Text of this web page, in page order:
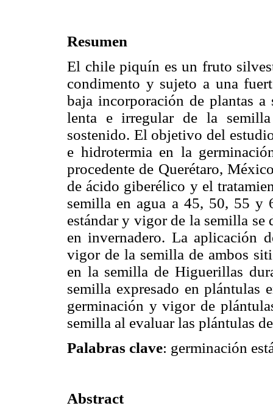
Resumen
El chile piquín es un fruto
condimento y sujeto a una
baja incorporación de plantas
lenta e irregular de la
sostenido. El objetivo del
e hidrotermia en la
procedente de Querétaro,
de ácido giberélico y el
semilla en agua a 45, 50, 55
estándar y vigor de la semilla
en invernadero. La aplicación
vigor de la semilla de ambos
en la semilla de Higuerillas
semilla expresado en plántulas
germinación y vigor de
semilla al evaluar las plántulas
Palabras clave: germinación
Abstract